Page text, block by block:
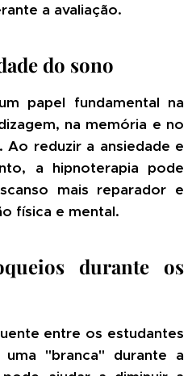
a avaliação.
do sono
papel fundamental na
na memória e no
reduzir a ansiedade e
a hipnoterapia pode
mais reparador e
física e mental.
durante os
entre os estudantes
"branca" durante a